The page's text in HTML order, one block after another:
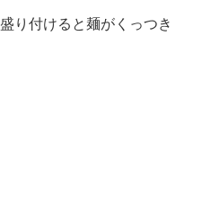
り付けると麺がくっつき